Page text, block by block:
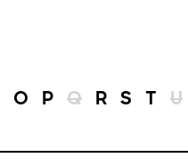
O P Q R S T U